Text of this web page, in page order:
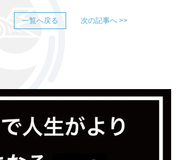
一覧へ戻る 次の記事へ >>